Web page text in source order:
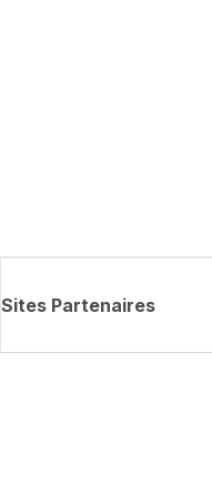
Sites Partenaires